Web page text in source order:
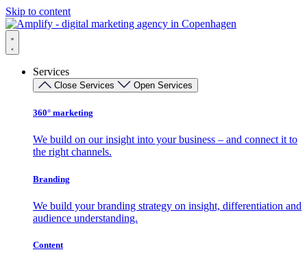
Skip to content
Services
Close Services Open Services
360° marketing
We build on our insight into your business – and connect it to
the right channels.
Branding
We build your branding strategy on insight, differentiation and
audience understanding.
Content